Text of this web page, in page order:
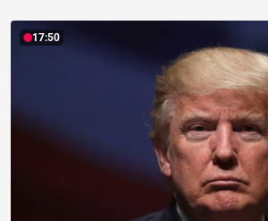
17:50